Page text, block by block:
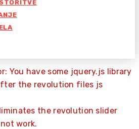
You have some jquery.js library
the revolution files js
the revolution slider
work.